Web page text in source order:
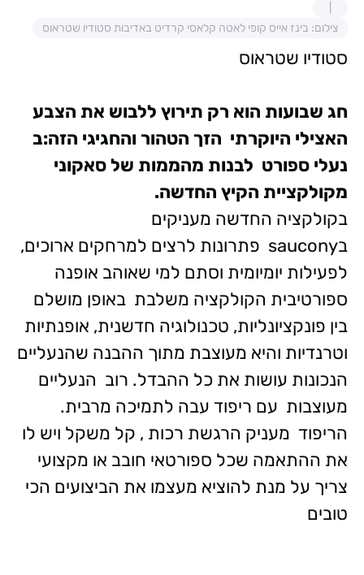
צילום: בינז אייס קופי לאטה קלאסי קרדיט באדיבות סטודיו שטראוס
סטודיו שטראוס
חג שבועות הוא רק תירוץ ללבוש את הצבע
האצילי היוקרתי הזך הטהור והחגיגי הזה:ב
נעלי ספורט לבנות מהממות של סאקוני
מקולקציית הקיץ החדשה.
בקולקציה החדשה מעניקים
בsaucony פתרונות לרצים למרחקים ארוכים,
לפעילות יומיומית וסתם למי שאוהב אופנה
ספורטיבית הקולקציה משלבת באופן מושלם
בין פונקציונליות, טכנולוגיה חדשנית, אופנתיות
וטרנדיות והיא מעוצבת מתוך ההבנה שהנעליים
הנכונות עושות את כל ההבדל. רוב הנעליים
מעוצבות עם ריפוד עבה לתמיכה מרבית.
הריפוד מעניק הרגשת רכות , קל משקל ויש לו
את ההתאמה שכל ספורטאי חובב או מקצועי
צריך על מנת להוציא מעצמו את הביצועים הכי
טובים